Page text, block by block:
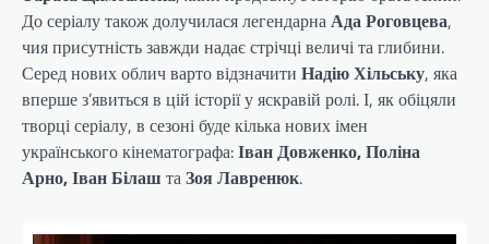
До серіалу також долучилася легендарнаАдаРоговцева,
чия присутність завжди надає стрічці величі та глибини.
Серед нових облич варто відзначити Надію Хільську, яка
вперше з’явиться в цій історії у яскравій ролі. І, як обіцяли
творці серіалу, в сезоні буде кілька нових імен
українського кінематографа:Іван Довженко, Поліна
Арно, Іван Білаш таЗоя Лавренюк.